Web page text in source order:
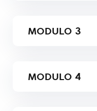
MODULO 3
MODULO 4